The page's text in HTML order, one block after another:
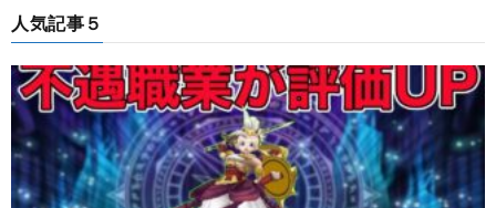
人気記事５